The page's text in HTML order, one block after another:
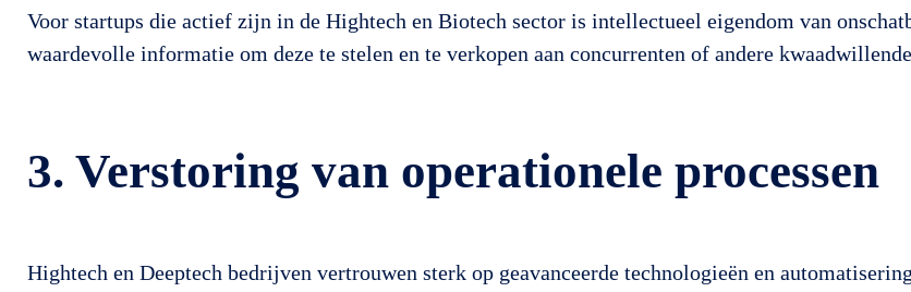
Voor startups die actief zijn in de Hightech en Biotech sector is intellectueel eigendom van
waardevolle informatie om deze te stelen en te verkopen aan concurrenten of andere
3. Verstoring van operationele processen
Hightech en Deeptech bedrijven vertrouwen sterk op geavanceerde technologieën en